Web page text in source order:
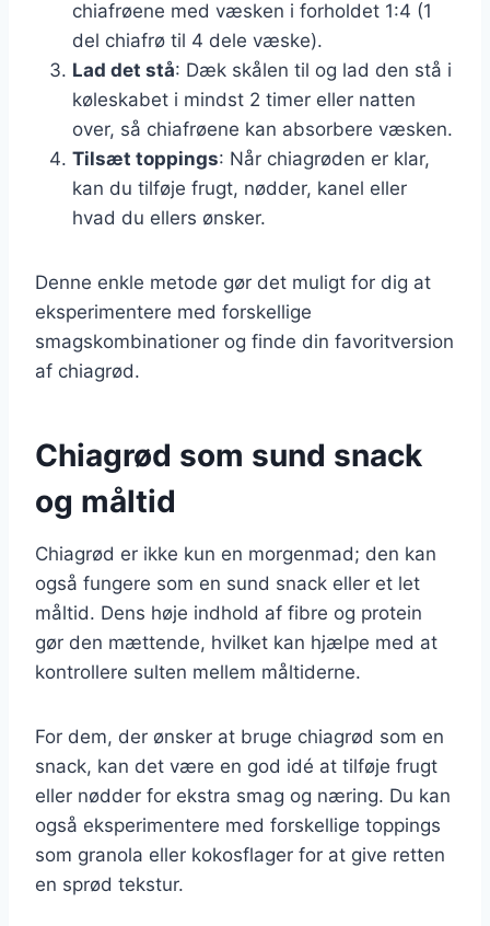
chiafrøene med væsken i forholdet 1:4 (1
del chiafrø til 4 dele væske).
Lad det stå: Dæk skålen til og lad den stå i
køleskabet i mindst 2 timer eller natten
over, så chiafrøene kan absorbere væsken.
Tilsæt toppings: Når chiagrøden er klar,
kan du tilføje frugt, nødder, kanel eller
hvad du ellers ønsker.
Denne enkle metode gør det muligt for dig at
eksperimentere med forskellige
smagskombinationer og finde din favoritversion
af chiagrød.
Chiagrød som sund snack
og måltid
Chiagrød er ikke kun en morgenmad; den kan
også fungere som en sund snack eller et let
måltid. Dens høje indhold af fibre og protein
gør den mættende, hvilket kan hjælpe med at
kontrollere sulten mellem måltiderne.
For dem, der ønsker at bruge chiagrød som en
snack, kan det være en god idé at tilføje frugt
eller nødder for ekstra smag og næring. Du kan
også eksperimentere med forskellige toppings
som granola eller kokosflager for at give retten
en sprød tekstur.